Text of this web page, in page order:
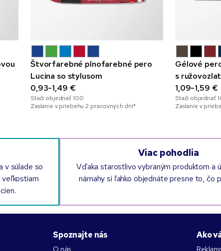
Štvorfarebné plnofarebné pero
Lucina so stylusom
0,93-1,49 €
Stačí objednať 100
Zaslanie v priebehu 2 pracovných dní*
Gélové
s
a
1,09-1,59 €
Stačí objednať
Zaslanie v
v súlade so
Viac pohodlia
Vďaka starostlivo vybraným produktom a
námahy si ľahko objednáte presne to, čo
Spoznajte nás
O nás
Ako